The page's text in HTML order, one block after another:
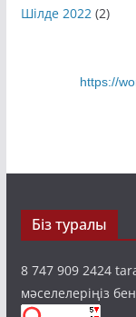
Шілде 2022(2)
https://
Біз туралы
8 747 909 2424
мәселелеріңіз